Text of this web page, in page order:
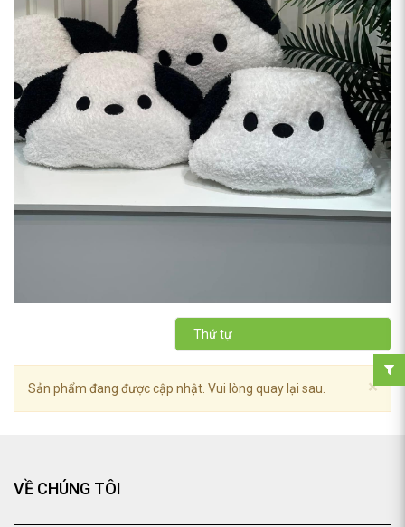
Thứ tự
×
Sản phẩm đang được cập nhật. Vui lòng quay lại sau.
VỀ CHÚNG TÔI